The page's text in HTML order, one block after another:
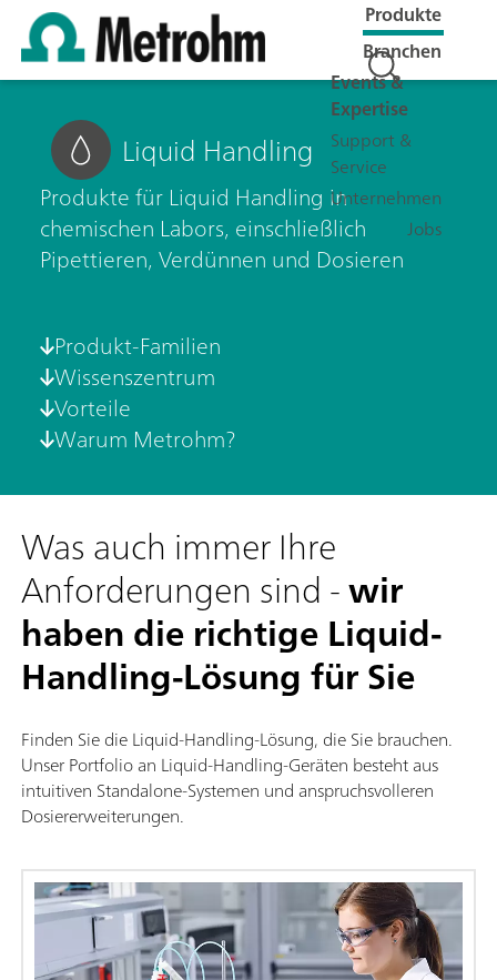
Produkte
Branchen
Events &
Expertise
Support &
Service
Unternehmen
Jobs
Liquid Handling
Produkte für Liquid Handling in
chemischen Labors, einschließlich
Pipettieren, Verdünnen und Dosieren
Produkt-Familien
Wissenszentrum
Vorteile
Warum Metrohm?
Was auch immer Ihre
Anforderungen sind -wir
haben die richtige Liquid-
Handling-Lösung für Sie
Finden Sie die Liquid-Handling-Lösung, die Sie brauchen.
Unser Portfolio an Liquid-Handling-Geräten besteht aus
intuitiven Standalone-Systemen und anspruchsvolleren
Dosiererweiterungen.